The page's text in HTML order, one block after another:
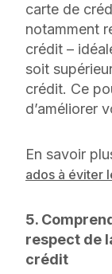
carte de
notamment
crédit –
soit
crédit. Ce
d’améliorer
En savoir
ados à éviter
5.
respect de
crédit